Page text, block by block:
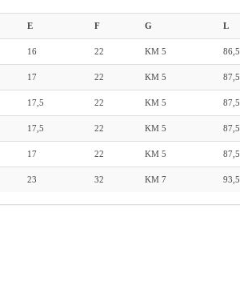
E F G L
16 22 KM 5 86,5
17 22 KM 5 87,5
17,5 22 KM 5 87,5
17,5 22 KM 5 87,5
17 22 KM 5 87,5
23 32 KM 7 93,5